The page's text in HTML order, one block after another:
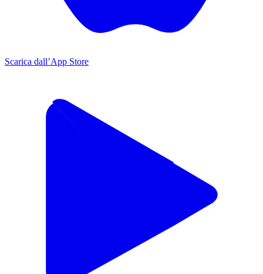
Scarica dall’App Store